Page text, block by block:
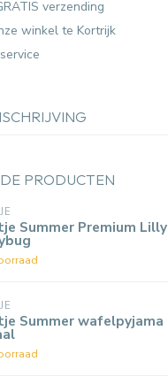
verzending
winkel te Kortrijk
PRODUCTEN
Summer Premium Lilly
Summer wafelpyjama